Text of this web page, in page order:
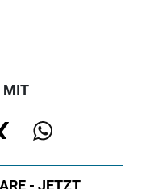
MIT
- JETZT